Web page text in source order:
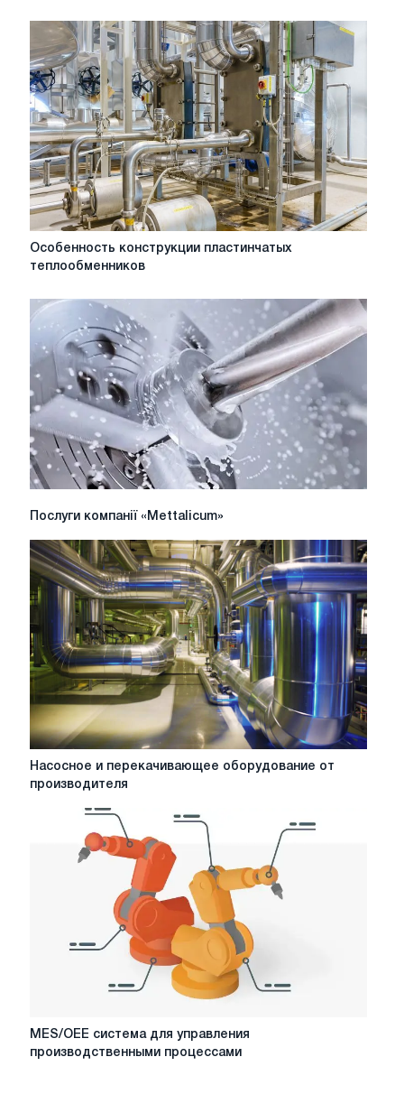
Особенность
конструкции
теплообменников
Особенность конструкции пластинчатых
теплообменников
Послуги
компанії
«Mettalicum»
Послуги компанії «Mettalicum»
Насосное
оборудование
производителя
Насосное и перекачивающее оборудование от
производителя
MES/OEE
MES/OEE система для управления
производственными процессами